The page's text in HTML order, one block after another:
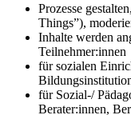
Prozesse
Things”),
Inhalte werden
Teilnehmer:innen
für sozialen
für Sozial-/
Berater:innen,